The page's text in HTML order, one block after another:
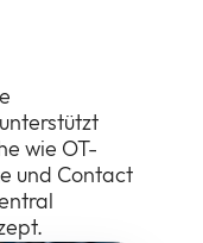
wie OT-
und Contact